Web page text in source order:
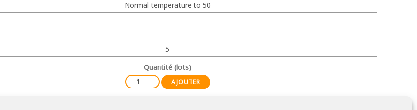
Quantité (lots)
AJOUTER
Normal temperature to 50
5